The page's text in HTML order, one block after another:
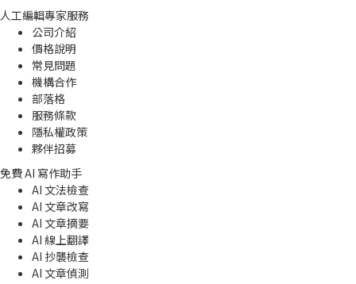
人工編輯專家服務
公司介紹
價格說明
常見問題
機構合作
部落格
服務條款
隱私權政策
夥伴招募
免費 AI 寫作助手
AI 文法檢查
AI 文章改寫
AI 文章摘要
AI 線上翻譯
AI 抄襲檢查
AI 文章偵測